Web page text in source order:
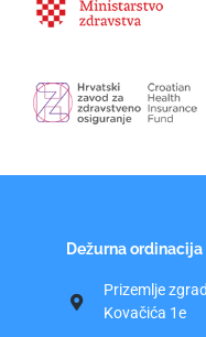
Dežurna
Prizemlje
Kovačića 1e